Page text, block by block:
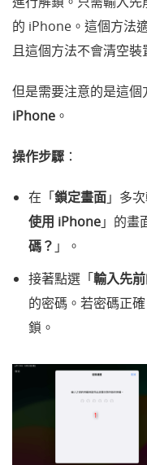
的 iPhone。這個方法
且這個方法不會清空裝
但是需要注意的是這個
iPhone 。
操作步驟 ：
在「鎖定畫面」多
使用 iPhone」的畫
碼？ 」。
接著點選「輸入先
的密碼。若密碼正
鎖。